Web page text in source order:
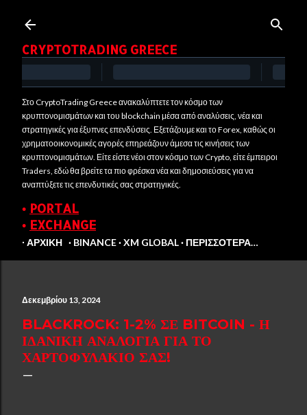
CRYPTOTRADING GREECE
Στο CryptoTrading Greece ανακαλύπτετε τον κόσμο των
κρυπτονομισμάτων και του blockchain μέσα από αναλύσεις, νέα και
στρατηγικές για έξυπνες επενδύσεις. Εξετάζουμε και το Forex, καθώς οι
χρηματοοικονομικές αγορές επηρεάζουν άμεσα τις κινήσεις των
κρυπτονομισμάτων. Είτε είστε νέοι στον κόσμο των Crypto, είτε έμπειροι
Traders, εδώ θα βρείτε τα πιο φρέσκα νέα και δημοσιεύσεις για να
αναπτύξετε τις επενδυτικές σας στρατηγικές.
• PORTAL
• EXCHANGE
∙ ΑΡΧΙΚΉ BINANCE XM GLOBAL ΠΕΡΙΣΣΌΤΕΡΑ…
Δεκεμβρίου 13, 2024
BLACKROCK: 1-2% ΣΕ BITCOIN - Η
ΙΔΑΝΙΚΉ ΑΝΑΛΟΓΊΑ ΓΙΑ ΤΟ
ΧΑΡΤΟΦΥΛΆΚΙΌ ΣΑΣ!